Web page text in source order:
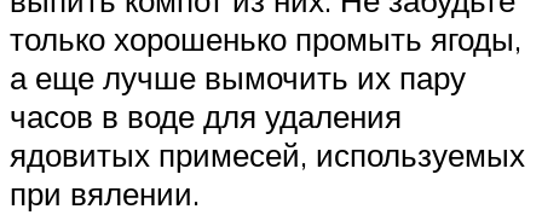
только хорошенько промыть ягоды,
а еще лучше вымочить их пару
часов в воде для удаления
ядовитых примесей, используемых
при вялении.